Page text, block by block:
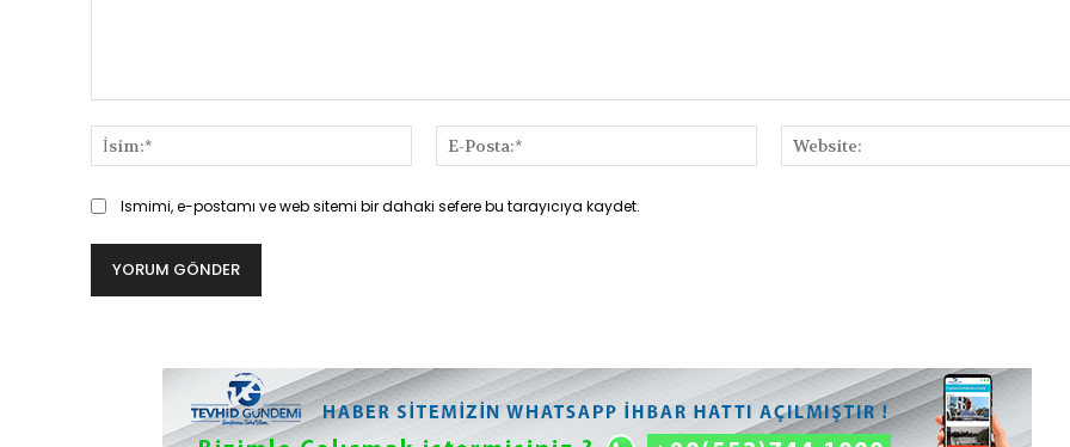
İsim:*
Posta:*
Ismimi, e-postamı ve web sitemi bir dahaki sefere bu tarayıcıya kaydet.